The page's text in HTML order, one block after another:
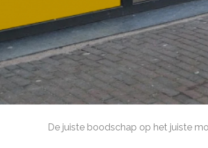
Levendige beelden in etalages
De juiste boodschap op het juiste